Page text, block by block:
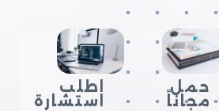
حمل
مجاناً
اطلب
استشارة